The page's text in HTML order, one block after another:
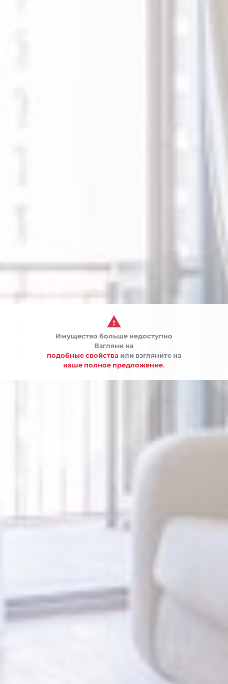

Имущество больше недоступно
Взгляни на
подобные свойства или взгляните на
наше полное предложение.